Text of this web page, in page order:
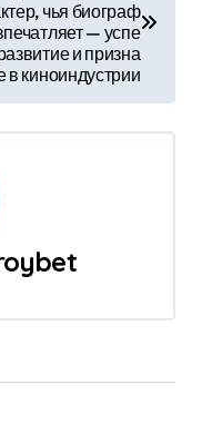
чья биограф
— успе
и призна
в киноиндустрии